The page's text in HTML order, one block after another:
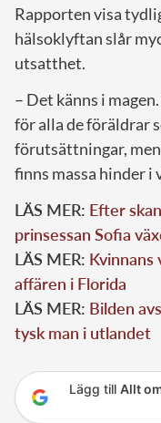
Rapporten visa
hälsoklyftan slår
utsatthet.
– Det känns i
för alla de föräldrar
förutsättningar,
finns massa hinder i
LÄS MER: Efter
prinsessan Sofia
LÄS MER: Kvinnans
affären i Florida
LÄS MER: Bilden
tysk man i utlandet
Lägg till Allt